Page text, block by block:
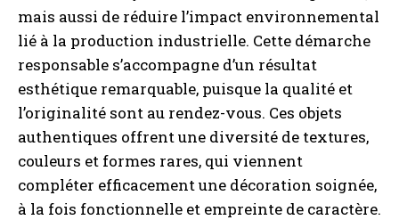
mais aussi de réduire l’impact environnemental
lié à la production industrielle. Cette démarche
responsable s’accompagne d’un résultat
esthétique remarquable, puisque la qualité et
l’originalité sont au rendez-vous. Ces objets
authentiques offrent une diversité de textures,
couleurs et formes rares, qui viennent
compléter efficacement une décoration soignée,
à la fois fonctionnelle et empreinte de caractère.